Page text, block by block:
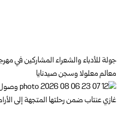
جولة للأدباء والشعراء المشاركين في
معالم معلولا وسجن صيدنايا